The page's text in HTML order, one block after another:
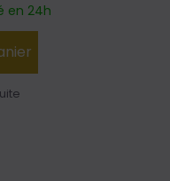
en 24h